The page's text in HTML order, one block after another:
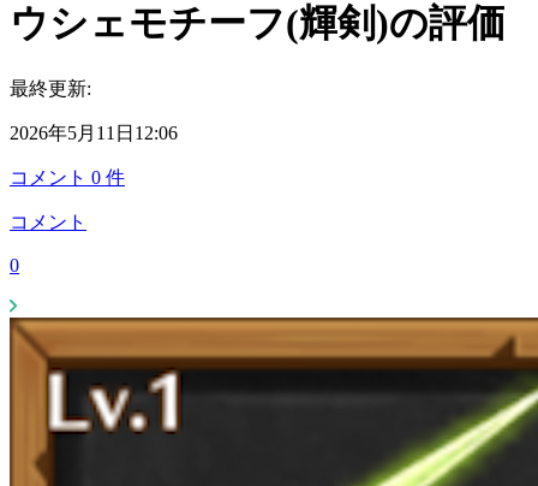
ウシェモチーフ(輝剣)の評価
最終更新:
2026年5月11日12:06
コメント 0 件
コメント
0